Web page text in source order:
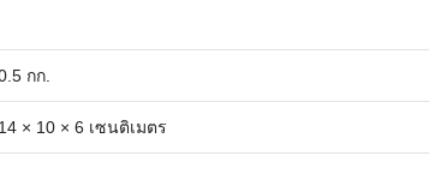
กก.
14 × 10 × 6 เซนติเมตร